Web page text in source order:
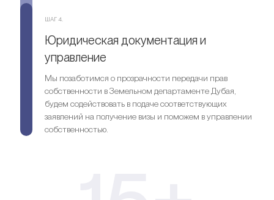
ШАГ 4.
Юридическая документация и
управление
Мы позаботимся о прозрачности передачи прав
собственности в Земельном департаменте Дубая,
будем содействовать в подаче соответствующих
заявлений на получение визы и поможем в управлении
собственностью.